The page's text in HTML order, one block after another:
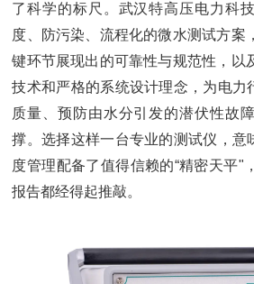
了科学的标尺。武汉特高压电力科
度、防污染、流程化的微水测试方案
键环节展现出的可靠性与规范性，以
技术和严格的系统设计理念，为电力
质量、预防由水分引发的潜伏性故
撑。选择这样一台专业的测试仪，意
度管理配备了值得信赖的“精密天平"
报告都经得起推敲。